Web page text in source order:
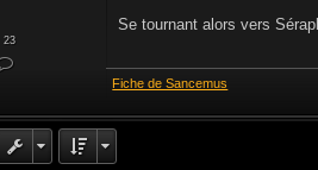
23
t
a
c
t
e
Se tournant alors vers
Fiche de Sancemus